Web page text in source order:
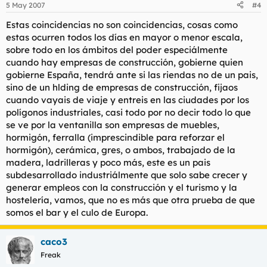
Provincial de Medio Ambiente y la propia Consejería se ha
ecosistema y las especies que en ella habita, sino todo lo
contrario, como ejemplo que en el 2003 cuando se da el visto
bueno para la ampliación del Sector del Suelo Urbanizable RC-
5 incrementándolo en 178.036 m2.
Todo lo anterior sólo ha servido para que las únicas acciones
desarrolladas por la administración ambiental en la zona hayan
estado encaminadas a facilitar al ayuntamiento de Vera y a las
promotoras inmobiliarias la urbanización de la zona y la
consecuente destrucción del hábitat de la Tortuga mora. Así se
concluye, cuando no ha habido ninguna acción legal para la
conservación de este espacio natural, cuando sólo se ha
actuado en la recogida de ejemplares afectados por la
urbanización de este espacio al producirse quejas de vecinos y
de Ecologistas en Acción, cuando se facilita la acción a las
promotoras y constructoras a las que se les deja la
responsabilidad del manejo de una especie protegida y en
peligro de extinción, como así se lo comunica el Delegado de
agosto:
“Por tanto y a fin de no afectar el normal funcionamiento de
los trabajos de urbanización, se propone que se lleven a cabo
5 May 2007 #4
Estas coincidencias no son coincidencias, cosas como
estas ocurren todos los días en mayor o menor escala,
sobre todo en los ámbitos del poder especiálmente
cuando hay empresas de construcción, gobierne quien
gobierne España, tendrá ante si las riendas no de un pais,
sino de un hlding de empresas de construcción, fijaos
cuando vayais de viaje y entreis en las ciudades por los
polígonos industriales, casi todo por no decir todo lo que
se ve por la ventanilla son empresas de muebles,
hormigón, ferralla (imprescindible para reforzar el
hormigón), cerámica, gres, o ambos, trabajado de la
madera, ladrilleras y poco más, este es un pais
subdesarrollado industriálmente que solo sabe crecer y
generar empleos con la construcción y el turismo y la
hostelería, vamos, que no es más que otra prueba de que
somos el bar y el culo de Europa.
caco3
Freak